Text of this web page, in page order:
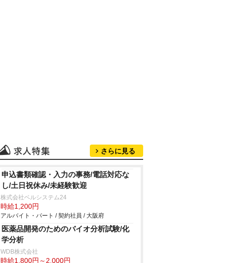
さらに見る
申込書類確認・入力の事務/電話対応な
し/土日祝休み/未経験歓迎
株式会社ベルシステム24
時給1,200円
アルバイト・パート / 契約社員 / 大阪府
医薬品開発のためのバイオ分析試験/化
学分析
WDB株式会社
時給1,800円～2,000円